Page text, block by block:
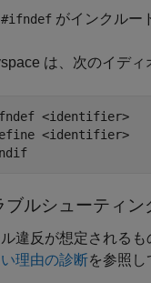
#ifndef がインクルー
は、次のイデ
<identifier>
<identifier>
ブルシューティン
違反が想定される
理由の診断を参照し